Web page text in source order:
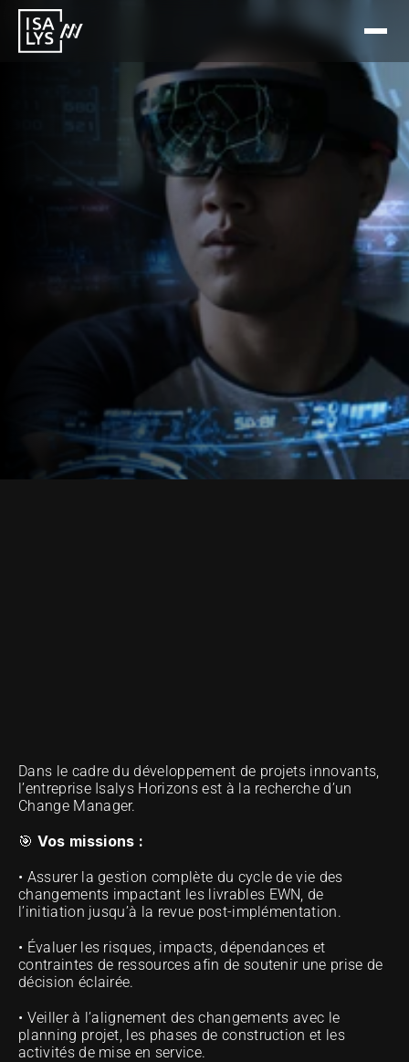
10 feb 2026
Dans le cadre du développement de projets innovants,
l’entreprise Isalys Horizons est à la recherche d’un
Change Manager.
🎯 Vos missions :
• Assurer la gestion complète du cycle de vie des
changements impactant les livrables EWN, de
l’initiation jusqu’à la revue post-implémentation.
• Évaluer les risques, impacts, dépendances et
contraintes de ressources afin de soutenir une prise de
décision éclairée.
• Veiller à l’alignement des changements avec le
planning projet, les phases de construction et les
activités de mise en service.